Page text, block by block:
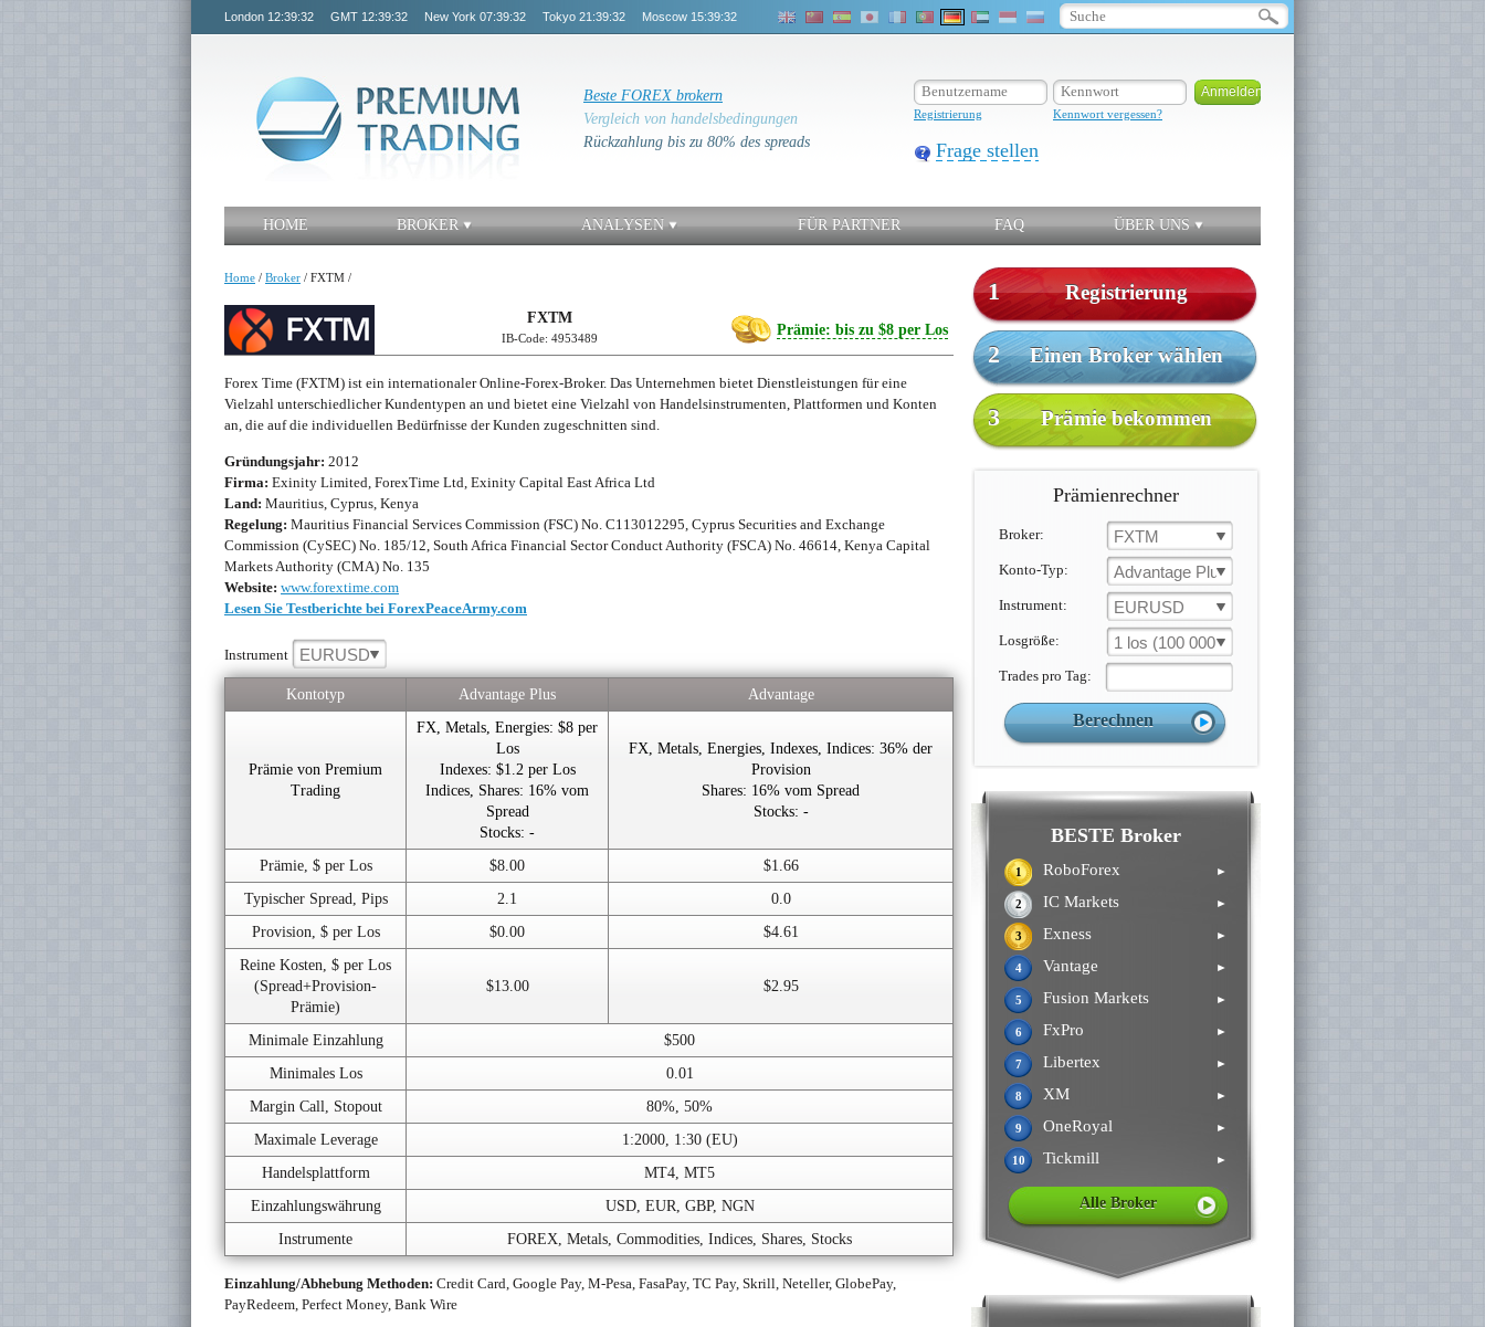
London 12:39:32 GMT 12:39:32 New York 07:39:32 Tokyo 21:39:32 Moscow 15:39:32
Beste FOREX brokern
Vergleich von handelsbedingungen
Rückzahlung bis zu 80% des spreads
Registrierung Kennwort vergessen?
Frage stellen
HOME BROKER ANALYSEN FÜR PARTNER FAQ ÜBER UNS
1 Registrierung
2 Einen Broker wählen
3 Prämie bekommen
Prämienrechner
Broker: FXTM
Konto-Typ: Advantage Plus
Instrument: EURUSD
Losgröße: 1 los (100 000 un.)
Trades pro Tag:
BESTE Broker
1 RoboForex ►
2 IC Markets ►
3 Exness ►
4 Vantage ►
5 Fusion Markets ►
6 FxPro ►
7 Libertex ►
8 XM ►
9 OneRoyal ►
10 Tickmill ►
Alle Broker
Home / Broker / FXTM /
FXTM
IB-Code: 4953489 Prämie: bis zu $8 per Los
Forex Time (FXTM) ist ein internationaler Online-Forex-Broker. Das Unternehmen bietet Dienstleistungen für eine
Vielzahl unterschiedlicher Kundentypen an und bietet eine Vielzahl von Handelsinstrumenten, Plattformen und Konten
an, die auf die individuellen Bedürfnisse der Kunden zugeschnitten sind.
Gründungsjahr: 2012
Firma: Exinity Limited, ForexTime Ltd, Exinity Capital East Africa Ltd
Land: Mauritius, Cyprus, Kenya
Regelung: Mauritius Financial Services Commission (FSC) No. C113012295, Cyprus Securities and Exchange
Commission (CySEC) No. 185/12, South Africa Financial Sector Conduct Authority (FSCA) No. 46614, Kenya Capital
Markets Authority (CMA) No. 135
Website: www.forextime.com
Lesen Sie Testberichte bei ForexPeaceArmy.com
Instrument EURUSD
Kontotyp Advantage Plus Advantage
Prämie von Premium
Trading
FX, Metals, Energies: $8 per
Los
Indexes: $1.2 per Los
Indices, Shares: 16% vom
Spread
Stocks: -
FX, Metals, Energies, Indexes, Indices: 36% der
Provision
Shares: 16% vom Spread
Stocks: -
Prämie, $ per Los $8.00
$1.66
Typischer Spread, Pips
2.1
0.0
Provision, $ per Los
$0.00
$4.61
Reine Kosten, $ per Los
(Spread+Provision-
Prämie)
$13.00 $2.95
Minimale Einzahlung
$500
Minimales Los
0.01
Margin Call, Stopout
80%, 50%
Maximale Leverage
1:2000, 1:30 (EU)
Handelsplattform
MT4, MT5
Einzahlungswährung
USD, EUR, GBP, NGN
Instrumente
FOREX, Metals, Commodities, Indices, Shares, Stocks
Einzahlung/Abhebung Methoden: Credit Card, Google Pay, M-Pesa, FasaPay, TC Pay, Skrill, Neteller, GlobePay,
PayRedeem, Perfect Money, Bank Wire